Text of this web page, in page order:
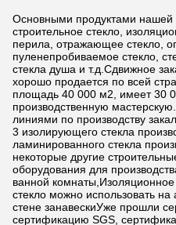
Основными продуктами нашей
строительное стекло,
перила, отражающее стекло,
пуленепробиваемое стекло,
стекла душа и т.д.Сдвижное
хорошо продается по всей
площадь 40 000 м2, имеет 30
производственную
линиями по производству
3 изолирующего стекла
ламинированного стекла
некоторые другие
оборудования для
ванной
стекло можно использовать
стене занавескиУже прошли
сертификацию SGS,